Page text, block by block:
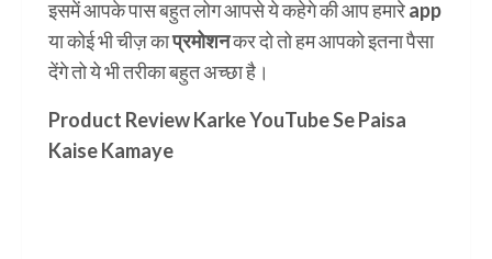
इसमें आपके पास बहुत लोग आपसे ये कहेगे की आप हमारे app
या कोई भी चीज़ काप्रमोशनकर दो तो हम आपको इतना पैसा
देंगे तो ये भी तरीका बहुत अच्छा है।
Product Review Karke YouTube Se Paisa
Kaise Kamaye